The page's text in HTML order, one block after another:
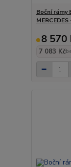
Boční rámy
8 570
7 083 Kč